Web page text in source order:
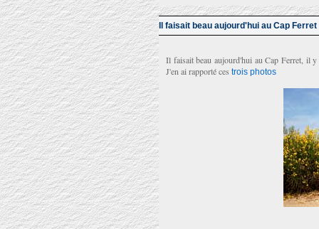
Il faisait beau aujourd'hui au Cap Ferret
Il faisait beau aujourd'hui au Cap Ferret, il y
J'en ai rapporté ces trois photos